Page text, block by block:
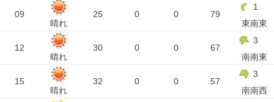
09
晴れ
25 0 0 79
1
東南東
12
晴れ
30 0 0 67
3
南南東
15
晴れ
32 0 0 57
3
南南西